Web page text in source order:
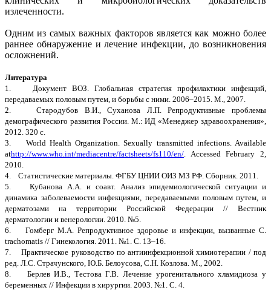
излеченности.
Одним из самых важных факторов является как можно более
раннее обнаружение и лечение инфекции, до возникновения
осложнений.
Литература
1. Документ ВОЗ. Глобальная стратегия профилактики инфекций,
передаваемых половым путем, и борьбы с ними. 2006–2015. М., 2007.
2. Стародубов В.И., Суханова Л.П. Репродуктивные проблемы
демографического развития России. М.: ИД «Менеджер здравоохранения»,
2012. 320 с.
3. World Health Organization. Sexually transmitted infections. Available
athttp://www.who.int/mediacentre/factsheets/fs110/en/ . Accessed February 2,
2010.
4. Статистические материалы. ФГБУ ЦНИИ ОИЗ МЗ РФ. Сборник. 2011.
5. Кубанова А.А. и соавт. Анализ эпидемиологической ситуации и
динамика заболеваемости инфекциями, передаваемыми половым путем, и
дерматозами на территории Российской Федерации // Вестник
дерматологии и венерологии. 2010. №5.
6. Гомберг М.А. Репродуктивное здоровье и инфекции, вызванные C.
trachomatis // Гинекология. 2011. №1. С. 13–16.
7. Практическое руководство по антиинфекционной химиотерапии / под
ред. Л.С. Страчунского, Ю.Б. Белоусова, С.Н. Козлова. М., 2002.
8. Берлев И.В., Тестова Г.В. Лечение урогенитального хламидиоза у
беременных // Инфекции в хирургии. 2003. №1. С. 4.